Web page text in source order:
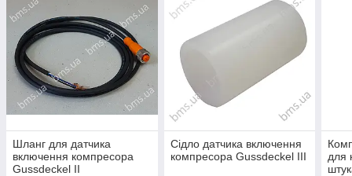
Шланг для датчика
включення компресора
Gussdeckel ІІ
Сідло датчика включення
компресора Gussdeckel III
для